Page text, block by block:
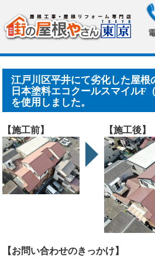
> 江戸川区平井
事を実施！大日本塗料エコ.....
江戸川区平井にて劣化した屋根
日本塗料エコクールスマイルF
を使用しました。
【施工前】 【施工後】
【お問い合わせのきっかけ】